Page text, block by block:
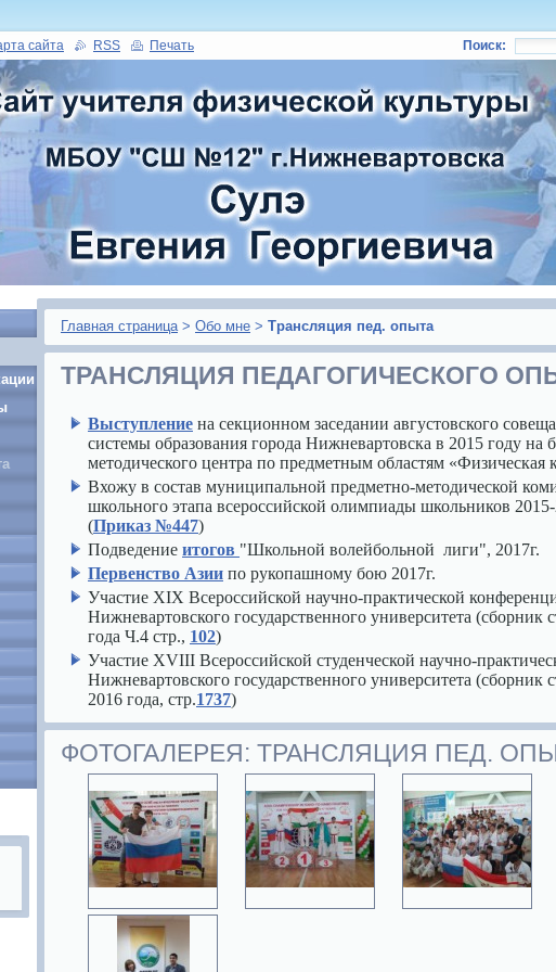
Главная страница > Обо мне > Трансляция пед. опыта
ТРАНСЛЯЦИЯ ПЕДАГОГИЧЕСКОГО
Выступление на секционном заседании августовского
системы образования города Нижневартовска в 2015 году на
методического центра по предметным областям «Физическая
Вхожу в состав муниципальной предметно-методической
школьного этапа всероссийской олимпиады школьников
(Приказ №447)
Подведение итогов "Школьной волейбольной лиги", 2017г.
Первенство Азии по рукопашному бою 2017г.
Участие XIX Всероссийской научно-практической
Нижневартовского государственного университета (сборник
года Ч.4 стр., 102)
Участие XVIII Всероссийской студенческой научно-
Нижневартовского государственного университета (сборник
2016 года, стр.1737)
ФОТОГАЛЕРЕЯ: ТРАНСЛЯЦИЯ ПЕД.
сайта RSS Печать Поиск: